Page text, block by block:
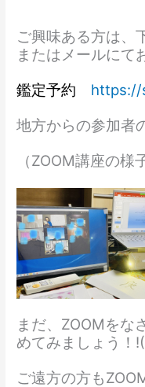
ご興味ある方は、
またはメールにて
鑑定予約
https://
地方からの参加者
（ZOOM講座の様
まだ、ZOOMをな
めてみましょう！
ご遠方の方も